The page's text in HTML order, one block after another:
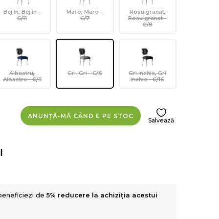
Bej in, Bej in -
C/11
Maro, Maro -
C/7
Rosu granat,
Rosu granat -
C/8
Albastru,
Albastru - C/3
Gri, Gri - C/6
Gri inchis, Gri
inchis - C/16
ANUNȚĂ-MĂ CÂND E PE STOC
Salvează
de5% reducere la achiziția acestui